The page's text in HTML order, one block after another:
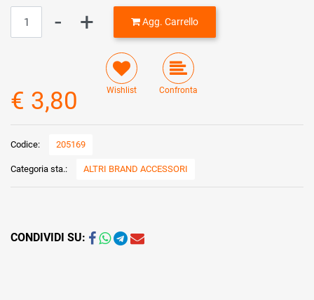
Quantità Agg. Carrello
Wishlist Confronta
€ 3,80
Codice: 205169
Categoria sta.: ALTRI BRAND ACCESSORI
CONDIVIDI SU: